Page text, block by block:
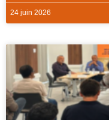
24 juin 2026